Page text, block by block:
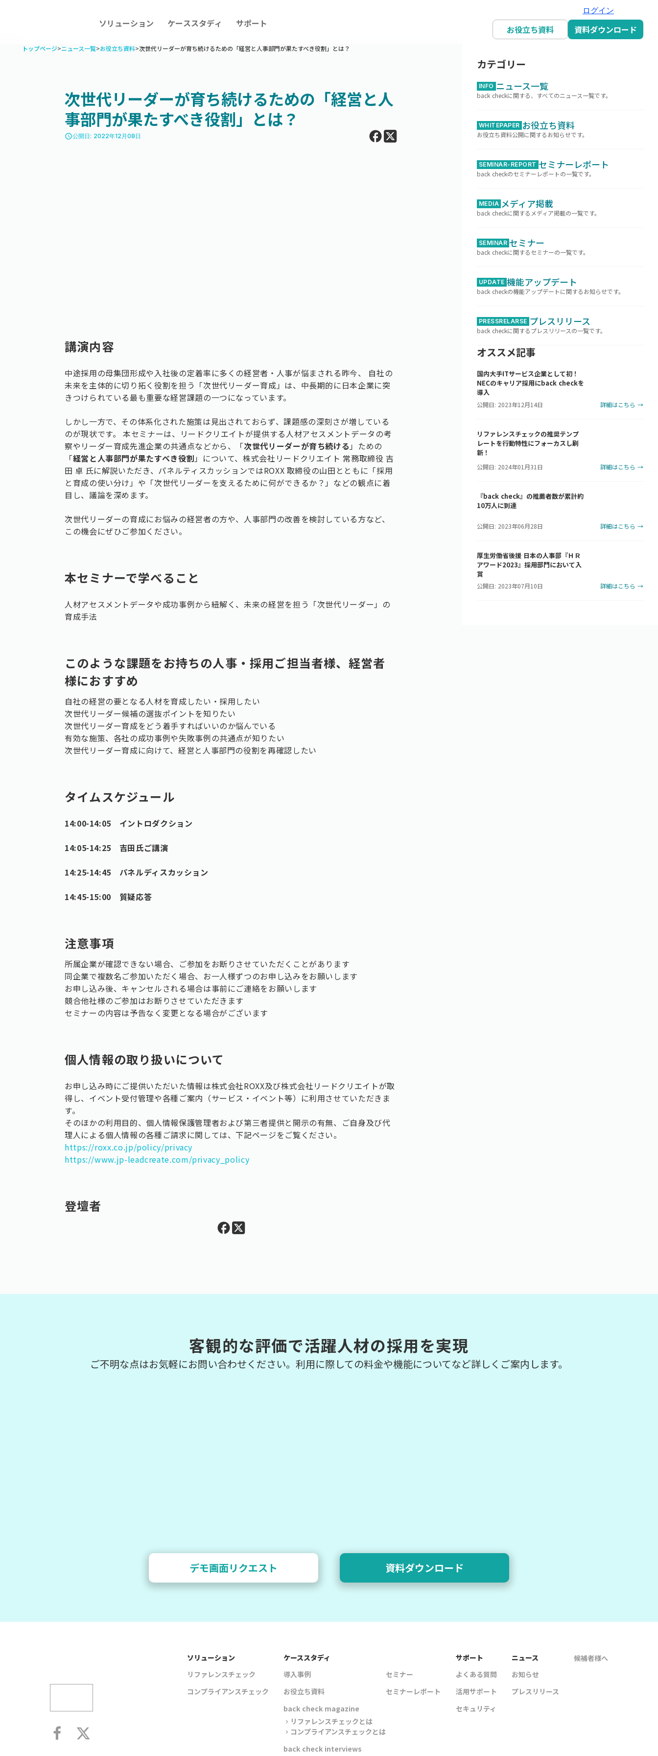
ソリューション ケーススタディ サポート
ログイン
お役立ち資料 資料ダウンロード
トップページ>ニュース一覧>お役立ち資料>次世代リーダーが育ち続けるための「経営と人事部門が果たすべき役割」とは？
次世代リーダーが育ち続けるための「経営と人
事部門が果たすべき役割」とは？
access_time公開日: 2022年12月08日
講演内容
中途採用の母集団形成や入社後の定着率に多くの経営者・人事が悩まされる昨今、 自社の
未来を主体的に切り拓く役割を担う「次世代リーダー育成」は、中長期的に日本企業に突
きつけられている最も重要な経営課題の一つになっています。
しかし一方で、その体系化された施策は見出されておらず、課題感の深刻さが増している
のが現状です。 本セミナーは、リードクリエイトが提供する人材アセスメントデータの考
察やリーダー育成先進企業の共通点などから、「次世代リーダーが育ち続ける 」ための
「経営と人事部門が果たすべき役割 」について、株式会社リードクリエイト 常務取締役 吉
田 卓 氏に解説いただき、パネルティスカッションではROXX 取締役の山田とともに「採用
と育成の使い分け」や「次世代リーダーを支えるために何ができるか？」などの観点に着
目し、議論を深めます。
次世代リーダーの育成にお悩みの経営者の方や、人事部門の改善を検討している方など、
この機会にぜひご参加ください。
本セミナーで学べること
人材アセスメントデータや成功事例から紐解く、未来の経営を担う「次世代リーダー」の
育成手法
このような課題をお持ちの人事・採用ご担当者様、経営者
様におすすめ
自社の経営の要となる人材を育成したい・採用したい
次世代リーダー候補の選抜ポイントを知りたい
次世代リーダー育成をどう着手すればいいのか悩んでいる
有効な施策、各社の成功事例や失敗事例の共通点が知りたい
次世代リーダー育成に向けて、経営と人事部門の役割を再確認したい
タイムスケジュール
14:00-14:05 イントロダクション
14:05-14:25 吉田氏ご講演
14:25-14:45 パネルディスカッション
14:45-15:00 質疑応答
注意事項
所属企業が確認できない場合、ご参加をお断りさせていただくことがあります
同企業で複数名ご参加いただく場合、お一人様ずつのお申し込みをお願いします
お申し込み後、キャンセルされる場合は事前にご連絡をお願いします
競合他社様のご参加はお断りさせていただきます
セミナーの内容は予告なく変更となる場合がございます
個人情報の取り扱いについて
お申し込み時にご提供いただいた情報は株式会社ROXX及び株式会社リードクリエイトが取
得し、イベント受付管理や各種ご案内（サービス・イベント等）に利用させていただきま
す。
そのほかの利用目的、個人情報保護管理者および第三者提供と開示の有無、ご自身及び代
理人による個人情報の各種ご請求に関しては、下記ページをご覧ください。
https://roxx.co.jp/policy/privacy
https://www.jp-leadcreate.com/privacy_policy
登壇者
カテゴリー
INFO ニュース一覧
back checkに関する、すべてのニュース一覧です。
WHITEPAPER お役立ち資料
お役立ち資料公開に関するお知らせです。
SEMINAR-REPORT セミナーレポート
back checkのセミナーレポートの一覧です。
MEDIA メディア掲載
back checkに関するメディア掲載の一覧です。
SEMINAR セミナー
back checkに関するセミナーの一覧です。
UPDATE 機能アップデート
back checkの機能アップデートに関するお知らせです。
PRESSRELARSE プレスリリース
back checkに関するプレスリリースの一覧です。
オススメ記事
国内大手ITサービス企業として初！
NECのキャリア採用にback checkを
導入
公開日: 2023年12月14日 詳細はこちら →
リファレンスチェックの推奨テンプ
レートを行動特性にフォーカスし刷
新！
公開日: 2024年01月31日 詳細はこちら →
『back check』の推薦者数が累計約
10万人に到達
公開日: 2023年06月28日 詳細はこちら →
厚生労働省後援 日本の人事部『ＨＲ
アワード2023』採用部門において入
賞
公開日: 2023年07月10日 詳細はこちら →
客観的な評価で活躍人材の採用を実現
ご不明な点はお気軽にお問い合わせください。利用に際しての料金や機能についてなど詳しくご案内します。
デモ画面リクエスト 資料ダウンロード
ソリューション
リファレンスチェック
コンプライアンスチェック
ケーススタディ
導入事例
お役立ち資料
back check magazine
chevron_right リファレンスチェックとは
chevron_right コンプライアンスチェックとは
back check interviews
セミナー
セミナーレポート
サポート
よくある質問
活用サポート
セキュリティ
ニュース
お知らせ
プレスリリース
候補者様へ